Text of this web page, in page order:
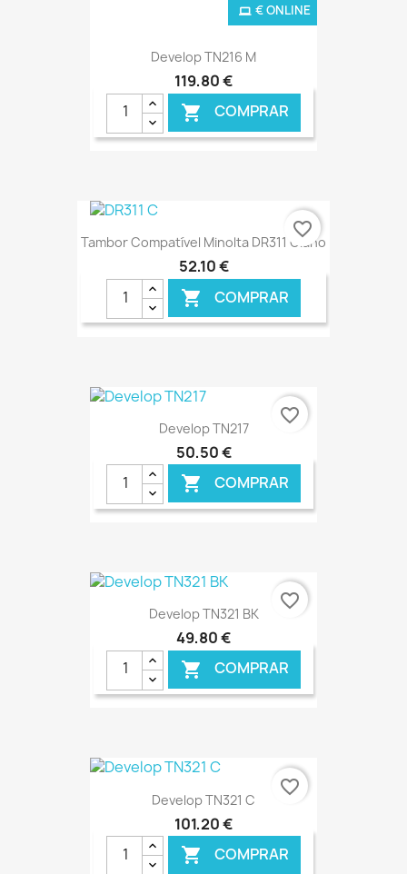
Develop TN216 M
119,80 €
 COMPRAR
€ ONLINE
Tambor Compatível Minolta DR311 Ciano
52,10 €
 COMPRAR
€ ONLINE
favorite_border
Develop TN217
50,50 €
 COMPRAR
€ ONLINE
favorite_border
Develop TN321 BK
49,80 €
 COMPRAR
€ ONLINE
favorite_border
Develop TN321 C
101,20 €
 COMPRAR
favorite_border